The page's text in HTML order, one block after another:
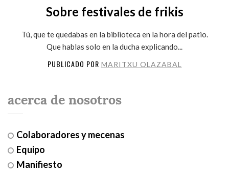
Sobre festivales de frikis
Tú, que te quedabas en la biblioteca en la hora del patio.
Que hablas solo en la ducha explicando...
PUBLICADO POR MARITXU OLAZABAL
acerca de nosotros
Colaboradores y mecenas
Equipo
Manifiesto